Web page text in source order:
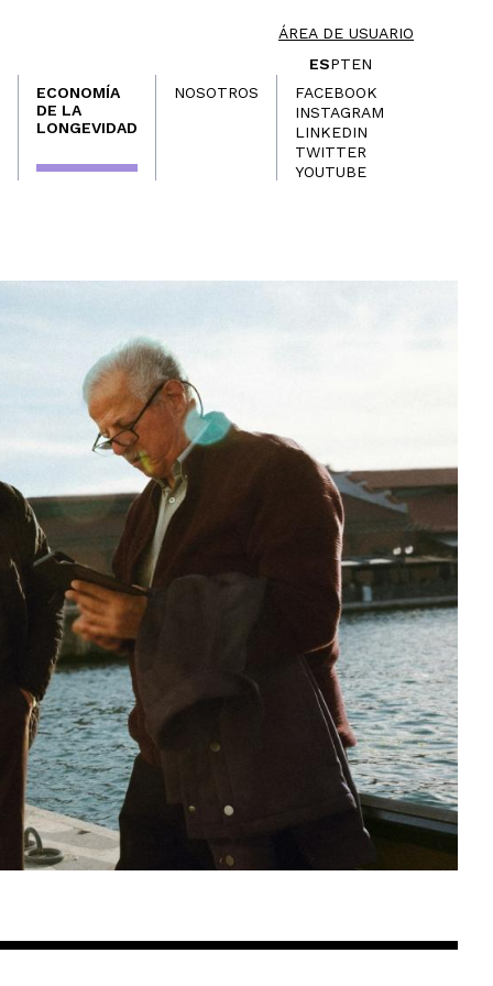
ÁREA DE USUARIO
ESPTEN
ECONOMÍA
DE LA
LONGEVIDAD
NOSOTROS
FACEBOOK
INSTAGRAM
LINKEDIN
TWITTER
YOUTUBE